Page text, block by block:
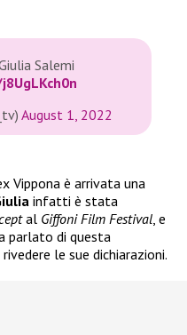
Salemi
August 1, 2022
Vippona è arrivata una
infatti è stata
al Giffoni Film Festival , e
parlato di questa
le sue dichiarazioni.